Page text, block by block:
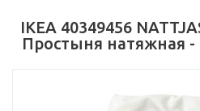
IKEA 40349456
Простыня натяжная -